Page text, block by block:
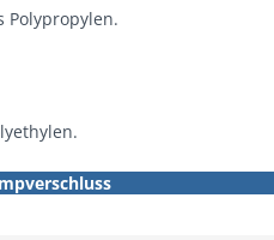
Polypropylen.